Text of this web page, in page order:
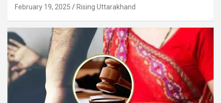
February 19, 2025 Rising Uttarakhand